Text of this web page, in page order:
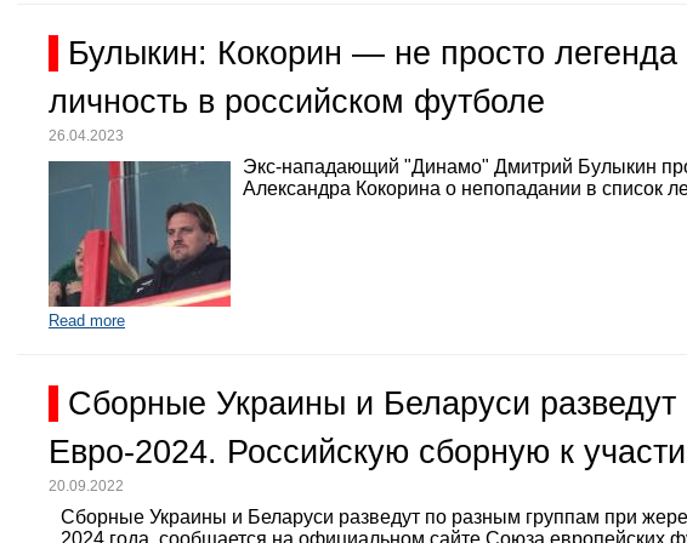
Булыкин: Кокорин — не просто
личность в российском футболе
26.04.2023
Экс-нападающий "Динамо" Дмитрий Булыкин
Александра Кокорина о непопадании в список
Read more
Сборные Украины и Беларуси
Евро-2024. Российскую сборную к
20.09.2022
Сборные Украины и Беларуси разведут по разным группам при
2024 года, сообщается на официальном сайте Союза европейских